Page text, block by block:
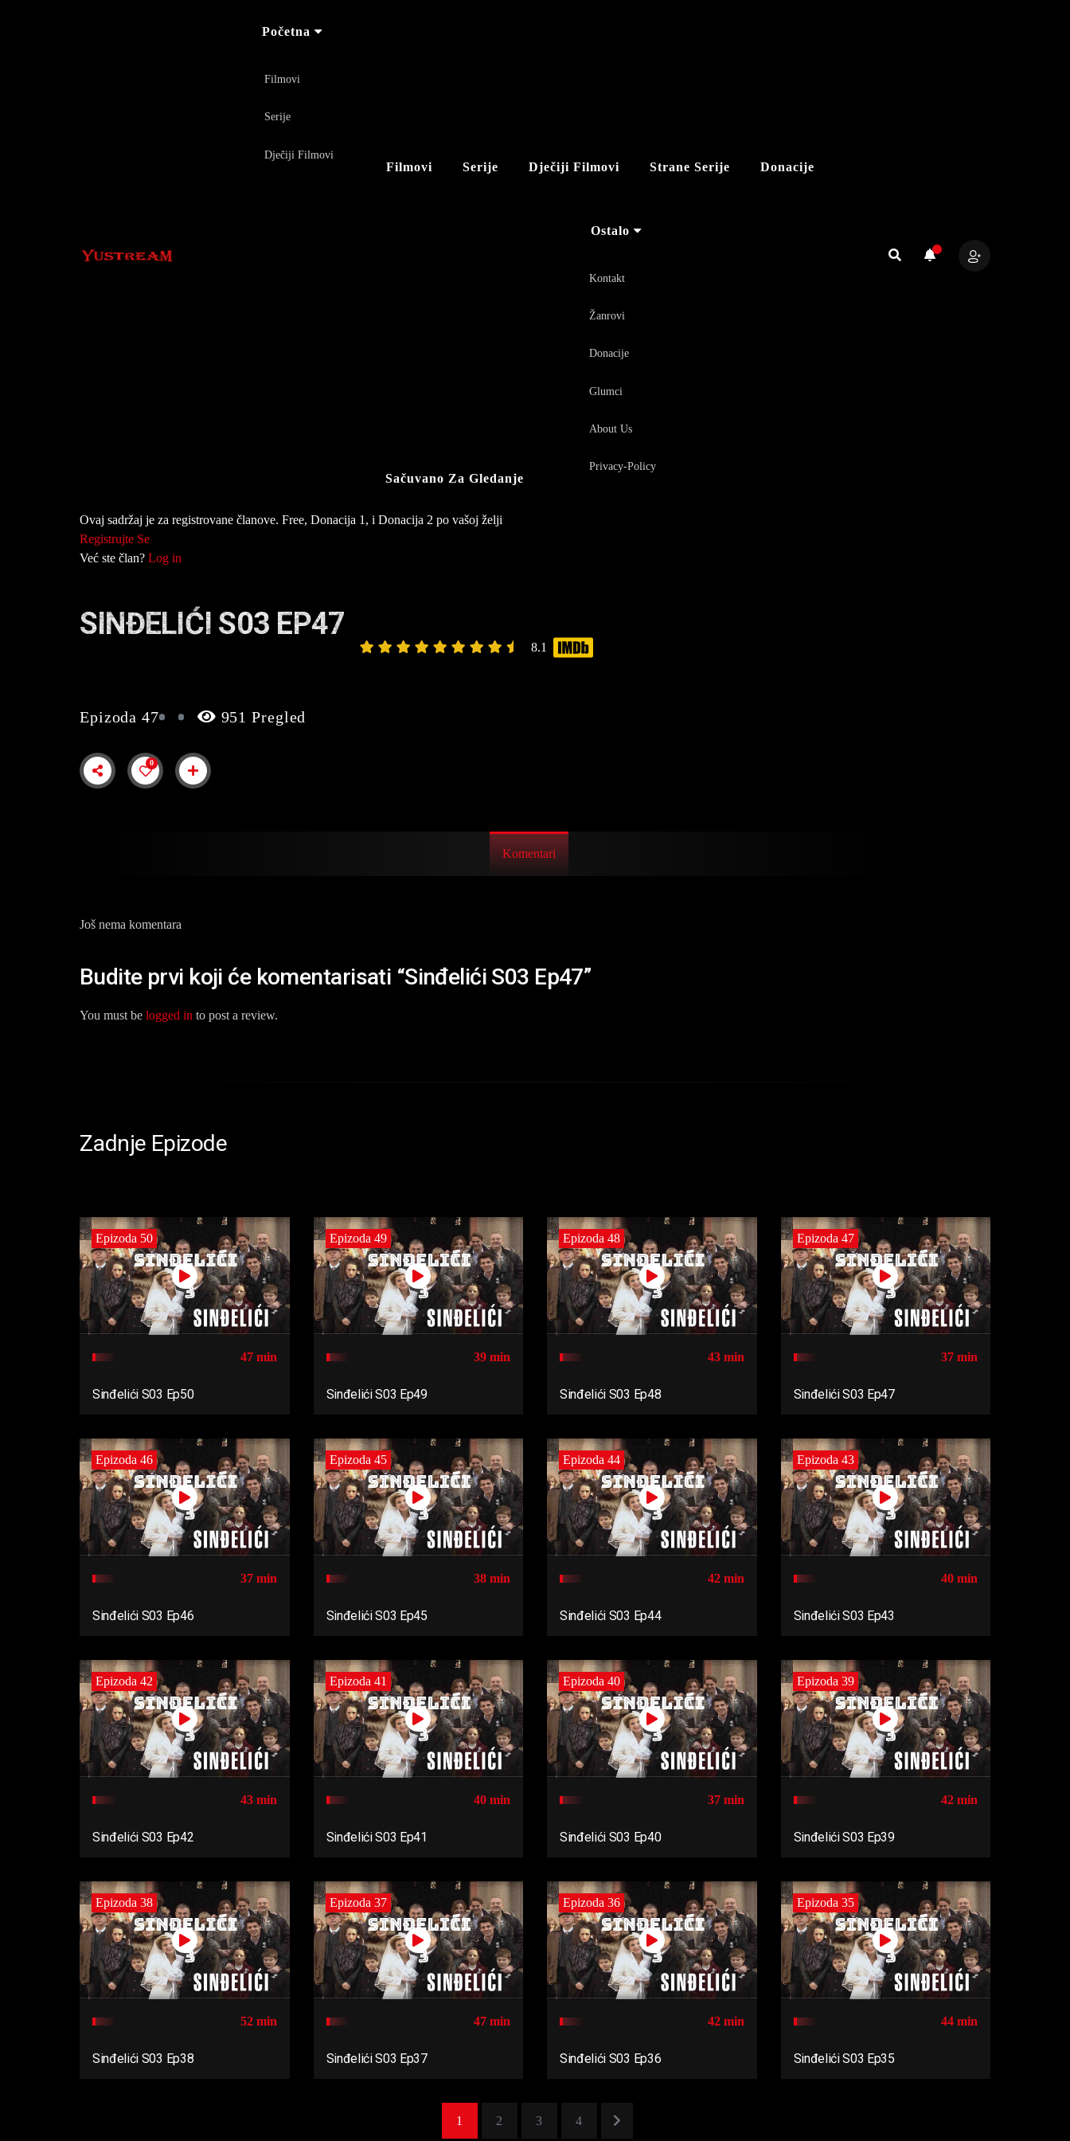
Početna
Filmovi
Serije
Dječiji Filmovi
Filmovi Serije Dječiji Filmovi Strane Serije Donacije
Sačuvano Za Gledanje
Ostalo
Kontakt
Žanrovi
Donacije
Glumci
About Us
Privacy-Policy
Ovaj sadržaj je za registrovane članove. Free, Donacija 1, i Donacija 2 po vašoj želji
Registrujte Se
Već ste član? Log in
SINĐELIĆI S03 EP47
8.1
Epizoda 47 951 Pregled
0
Komentari
Još nema komentara
Budite prvi koji će komentarisati “Sinđelići S03 Ep47”
You must be logged in to post a review.
Zadnje Epizode
Epizoda 50
47 min
Sinđelići S03 Ep50
Epizoda 49
39 min
Sinđelići S03 Ep49
Epizoda 48
43 min
Sinđelići S03 Ep48
Epizoda 47
37 min
Sinđelići S03 Ep47
Epizoda 46
37 min
Sinđelići S03 Ep46
Epizoda 45
38 min
Sinđelići S03 Ep45
Epizoda 44
42 min
Sinđelići S03 Ep44
Epizoda 43
40 min
Sinđelići S03 Ep43
Epizoda 42
43 min
Sinđelići S03 Ep42
Epizoda 41
40 min
Sinđelići S03 Ep41
Epizoda 40
37 min
Sinđelići S03 Ep40
Epizoda 39
42 min
Sinđelići S03 Ep39
Epizoda 38
52 min
Sinđelići S03 Ep38
Epizoda 37
47 min
Sinđelići S03 Ep37
Epizoda 36
42 min
Sinđelići S03 Ep36
Epizoda 35
44 min
Sinđelići S03 Ep35
1 2 3 4